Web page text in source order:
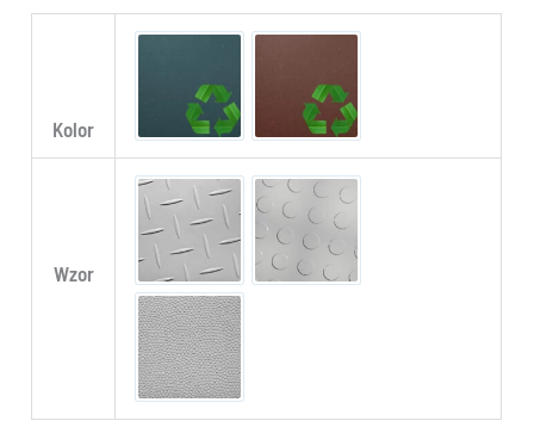
Kolor
Eco Blue Eco Brown
Wzor
Diamond Ring
Skin